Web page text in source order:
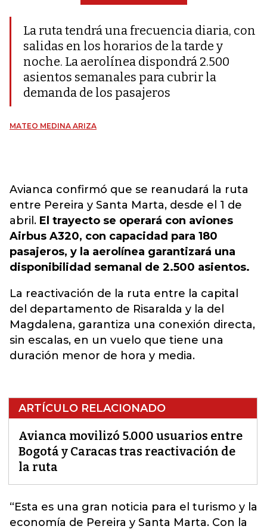
La ruta tendrá una frecuencia diaria, con
salidas en los horarios de la tarde y
noche. La aerolínea dispondrá 2.500
asientos semanales para cubrir la
demanda de los pasajeros
MATEO MEDINA ARIZA
Avianca confirmó que se reanudará la ruta
entre Pereira y Santa Marta, desde el 1 de
abril. El trayecto se operará con aviones
Airbus A320, con capacidad para 180
pasajeros, y la aerolínea garantizará una
disponibilidad semanal de 2.500 asientos.
La reactivación de la ruta entre la capital
del departamento de Risaralda y la del
Magdalena, garantiza una conexión directa,
sin escalas, en un vuelo que tiene una
duración menor de hora y media.
ARTÍCULO RELACIONADO
Avianca movilizó 5.000 usuarios entre
Bogotá y Caracas tras reactivación de
la ruta
“Esta es una gran noticia para el turismo y la
economía de Pereira y Santa Marta. Con la